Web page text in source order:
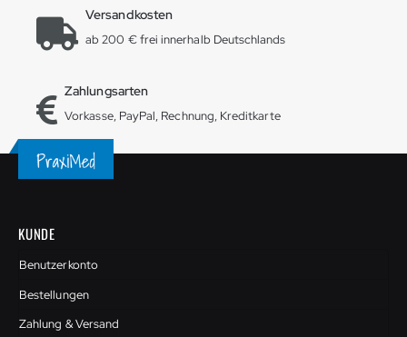
Versandkosten
ab 200 € frei innerhalb Deutschlands
Zahlungsarten
Vorkasse, PayPal, Rechnung, Kreditkarte
KUNDE
Benutzerkonto
Bestellungen
Zahlung & Versand